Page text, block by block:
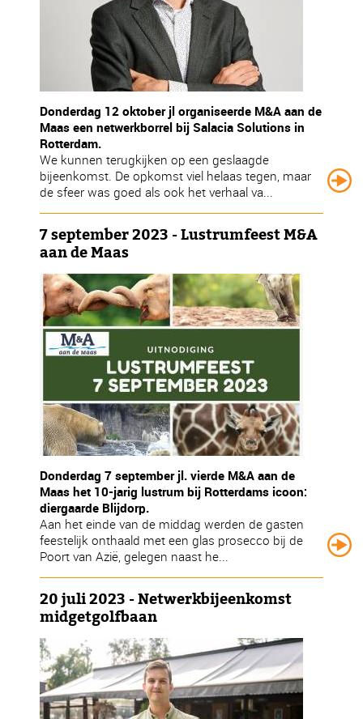
Donderdag 12 oktober jl organiseerde M&A aan de
Maas een netwerkborrel bij Salacia Solutions in
Rotterdam.
We kunnen terugkijken op een geslaagde
bijeenkomst. De opkomst viel helaas tegen, maar
de sfeer was goed als ook het verhaal va...
7 september 2023 - Lustrumfeest M&A
aan de Maas
Donderdag 7 september jl. vierde M&A aan de
Maas het 10-jarig lustrum bij Rotterdams icoon:
diergaarde Blijdorp.
Aan het einde van de middag werden de gasten
feestelijk onthaald met een glas prosecco bij de
Poort van Azië, gelegen naast he...
20 juli 2023 - Netwerkbijeenkomst
midgetgolfbaan